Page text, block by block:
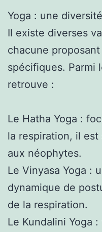
Yoga : une
Il existe diverses
chacune
spécifiques. Parmi
retrouve :
Le Hatha Yoga :
la respiration, il
aux néophytes.
Le Vinyasa Yoga :
dynamique de
de la respiration.
Le Kundalini Yoga